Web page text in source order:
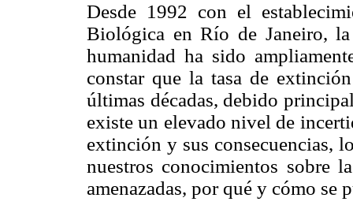
Desde 1992 con el
Biológica en Río de Janeiro,
humanidad ha sido
constar que la tasa de
últimas décadas, debido
existe un elevado nivel de
extinción y sus consecuencias,
nuestros conocimientos sobre
amenazadas, por qué y cómo se